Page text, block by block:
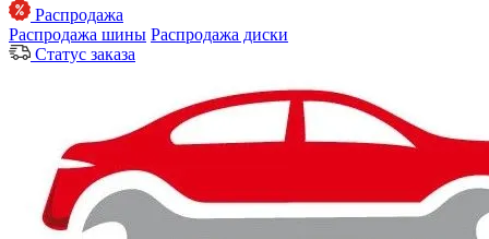
Распродажа
Распродажа шины Распродажа диски
Статус заказа